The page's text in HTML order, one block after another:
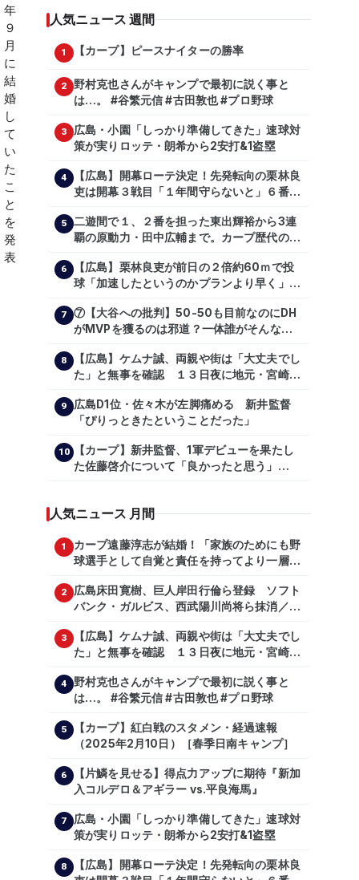
人気ニュース 週間
1 【カープ】ピースナイターの勝率
2
野村克也さんがキャンプで最初に説く事と
は…。 #谷繁元信 #古田敦也 #プロ野球
3
広島・小園「しっかり準備してきた」速球対
策が実りロッテ・朗希から2安打&1盗塁
4
【広島】開幕ローテ決定！先発転向の栗林良
吏は開幕３戦目「１年間守らないと」６番手
5
二遊間で１、２番を担った東出輝裕から3連
覇の原動力・田中広輔まで。カープ歴代のシ
6
【広島】栗林良吏が前日の２倍約60ｍで投
球「加速したというのかプランより早く」自
7
⑦【大谷への批判】50-50も目前なのにDH
がMVPを獲るのは邪道？一体誰がそんな事
【shoheiohtani】【池田親興】【高橋慶
彦】【広島東洋カープ】【プロ野球】
8
【広島】ケムナ誠、両親や街は「大丈夫でし
た」と無事を確認 １３日夜に地元・宮崎県
9
広島D1位・佐々木が左脚痛める 新井監督
「ぴりっときたということだった」
10
【カープ】新井監督、1軍デビューを果たし
た佐藤啓介について「良かったと思う」
人気ニュース 月間
1
カープ遠藤淳志が結婚！「家族のためにも野
球選手として自覚と責任を持ってより一層頑
2
広島床田寛樹、巨人岸田行倫ら登録 ソフト
バンク・ガルビス、西武陽川尚将ら抹消／２
3
【広島】ケムナ誠、両親や街は「大丈夫でし
た」と無事を確認 １３日夜に地元・宮崎県
4
野村克也さんがキャンプで最初に説く事と
は…。 #谷繁元信 #古田敦也 #プロ野球
5
【カープ】紅白戦のスタメン・経過速報
（2025年2月10日）［春季日南キャンプ］
6
【片鱗を見せる】得点力アップに期待『新加
入コルデロ＆アギラー vs.平良海馬』
7
広島・小園「しっかり準備してきた」速球対
策が実りロッテ・朗希から2安打&1盗塁
8
【広島】開幕ローテ決定！先発転向の栗林良